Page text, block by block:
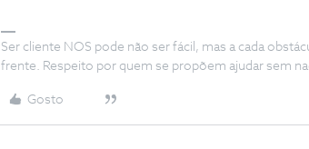
Ser cliente NOS pode não ser fácil, mas a cada
frente. Respeito por quem se propõem ajudar sem
Gosto